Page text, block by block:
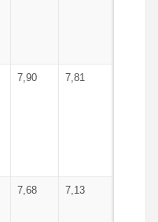
7,90 7,81
7,68 7,13